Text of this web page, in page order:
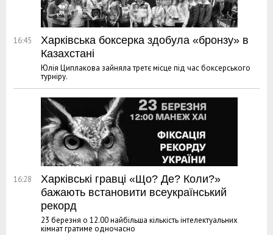
16:45
Харківська боксерка здобула «бронзу» в
Казахстані
Юлія Циплакова зайняла третє місце під час боксерського
турніру.
16:28
Харківські гравці «Що? Де? Коли?»
бажають встановити всеукраїнський
рекорд
23 березня о 12.00 найбільша кількість інтелектуальних
кімнат гратиме одночасно